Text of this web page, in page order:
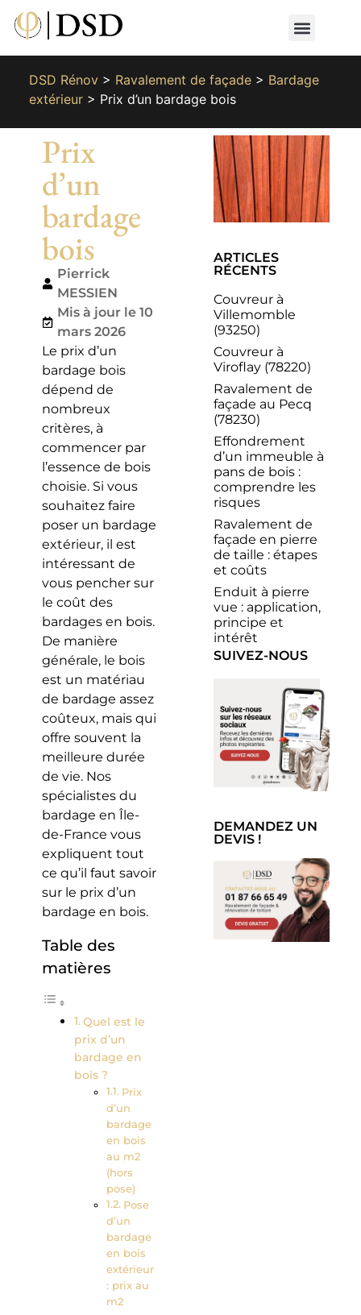
DSD Rénov> Ravalement de façade> Bardage
extérieur> Prix d’un bardage bois
Prix
d’un
bardage
bois
Pierrick
MESSIEN
Mis à jour le 10
mars 2026
Le prix d’un
bardage bois
dépend de
nombreux
critères, à
commencer par
l’essence de bois
choisie. Si vous
souhaitez faire
poser un bardage
extérieur, il est
intéressant de
vous pencher sur
le coût des
bardages en bois.
De manière
générale, le bois
est un matériau
de bardage assez
coûteux, mais qui
offre souvent la
meilleure durée
de vie. Nos
spécialistes du
bardage en Île-
de-France vous
expliquent tout
ce qu’il faut savoir
sur le prix d’un
bardage en bois.
Table des
matières
Quel est le
prix d’un
bardage en
bois ?
Prix
d’un
bardage
en bois
au m2
(hors
pose)
Pose
d’un
bardage
en bois
extérieur
: prix au
m2
ARTICLES
RÉCENTS
Couvreur à
Villemomble
(93250)
Couvreur à
Viroflay (78220)
Ravalement de
façade au Pecq
(78230)
Effondrement
d’un immeuble à
pans de bois :
comprendre les
risques
Ravalement de
façade en pierre
de taille : étapes
et coûts
Enduit à pierre
vue : application,
principe et
intérêt
SUIVEZ-NOUS
DEMANDEZ UN
DEVIS !